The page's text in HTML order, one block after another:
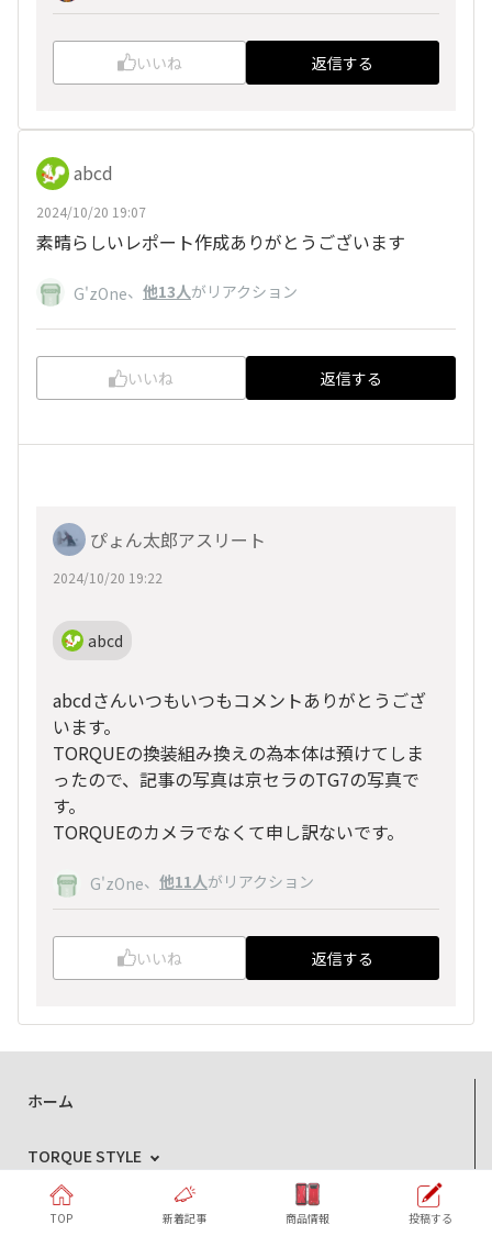
いいね 返信する
abcd
2024/10/20 19:07
素晴らしいレポート作成ありがとうございます
G'zOne、 他13人がリアクション
いいね 返信する
ぴょん太郎アスリート
2024/10/20 19:22
abcd
abcdさんいつもいつもコメントありがとうござ
います。
TORQUEの換装組み換えの為本体は預けてしま
ったので、記事の写真は京セラのTG7の写真で
す。
TORQUEのカメラでなくて申し訳ないです。
G'zOne、 他11人がリアクション
いいね 返信する
ホーム
TORQUE STYLE
商品情報
TOP 新着記事 商品情報 投稿する